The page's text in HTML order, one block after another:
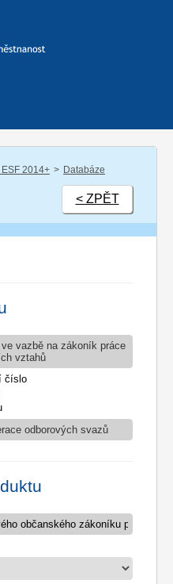
ESF 2014+
Databáze
< ZPĚT
vazbě na zákoník práce
vztahů
číslo
odborových svazů